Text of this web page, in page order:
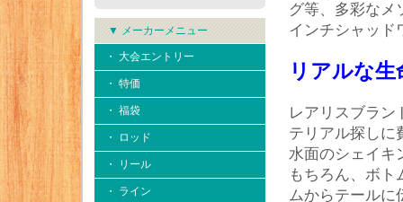
▼ メーカーメニュー
・ 大会エントリー
・ 特価
・ 福袋
・ ロッド
・ リール
・ ライン
グ等、多彩なメ
インチシャッド
リアルな
レアリスブラン
テリアル探しに
水面のシェイキ
もちろん、ボ
ムからテールに